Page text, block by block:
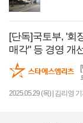
[단독]국토부, '회
매각" 등 경영 개
2025.05.29 (목)| 김리영